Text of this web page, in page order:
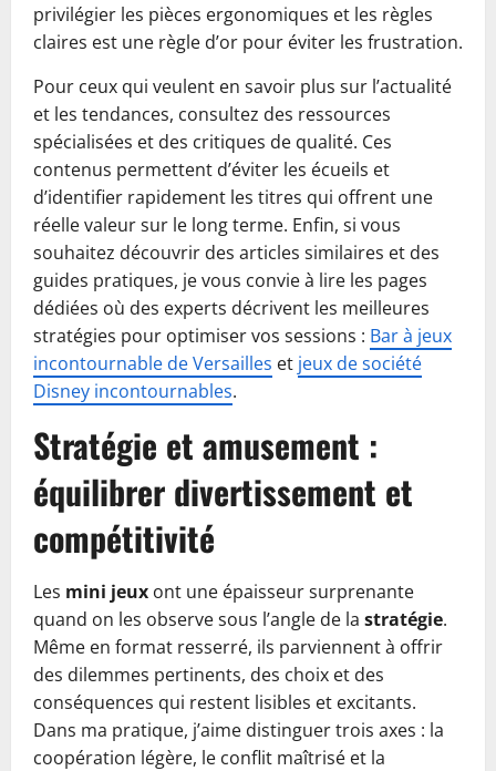
privilégier les pièces ergonomiques et les règles
claires est une règle d’or pour éviter les frustration.
Pour ceux qui veulent en savoir plus sur l’actualité
et les tendances, consultez des ressources
spécialisées et des critiques de qualité. Ces
contenus permettent d’éviter les écueils et
d’identifier rapidement les titres qui offrent une
réelle valeur sur le long terme. Enfin, si vous
souhaitez découvrir des articles similaires et des
guides pratiques, je vous convie à lire les pages
dédiées où des experts décrivent les meilleures
stratégies pour optimiser vos sessions : Bar à jeux
incontournable de Versailles et jeux de société
Disney incontournables.
Stratégie et amusement :
équilibrer divertissement et
compétitivité
Les mini jeux ont une épaisseur surprenante
quand on les observe sous l’angle de la stratégie.
Même en format resserré, ils parviennent à offrir
des dilemmes pertinents, des choix et des
conséquences qui restent lisibles et excitants.
Dans ma pratique, j’aime distinguer trois axes : la
coopération légère, le conflit maîtrisé et la